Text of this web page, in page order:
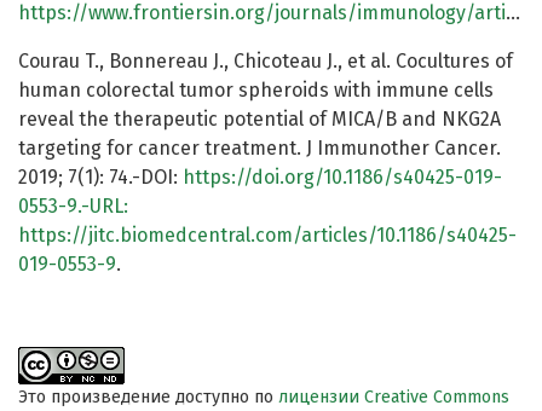
https://www.frontiersin.org/journals/immunology/articles/10.3389/fimmu.2020.603640/full
Courau T., Bonnereau J., Chicoteau J., et al. Cocultures of
human colorectal tumor spheroids with immune cells
reveal the therapeutic potential of MICA/B and NKG2A
targeting for cancer treatment. J Immunother Cancer.
2019; 7(1): 74.-DOI: https://doi.org/10.1186/s40425-019-
0553-9.-URL:
https://jitc.biomedcentral.com/articles/10.1186/s40425-
019-0553-9.
Это произведение доступно по лицензии Creative Commons